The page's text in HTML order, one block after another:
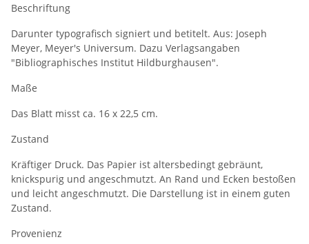
Beschriftung
Darunter typografisch signiert und betitelt. Aus: Joseph
Meyer, Meyer's Universum. Dazu Verlagsangaben
"Bibliographisches Institut Hildburghausen".
Maße
Das Blatt misst ca. 16 x 22,5 cm.
Zustand
Kräftiger Druck. Das Papier ist altersbedingt gebräunt,
knickspurig und angeschmutzt. An Rand und Ecken bestoßen
und leicht angeschmutzt. Die Darstellung ist in einem guten
Zustand.
Provenienz